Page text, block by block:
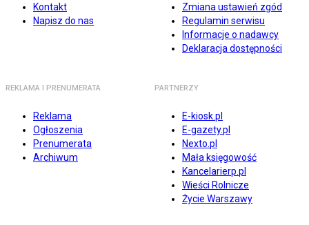
Kontakt
Napisz do nas
Zmiana ustawień zgód
Regulamin serwisu
Informacje o nadawcy
Deklaracja dostępności
REKLAMA I PRENUMERATA
Reklama
Ogłoszenia
Prenumerata
Archiwum
PARTNERZY
E-kiosk.pl
E-gazety.pl
Nexto.pl
Mała księgowość
Kancelarierp.pl
Wieści Rolnicze
Życie Warszawy